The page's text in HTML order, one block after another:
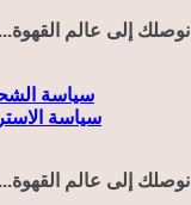
نوصلك إلى عالم
سياسة
سياسة
نوصلك إلى عالم